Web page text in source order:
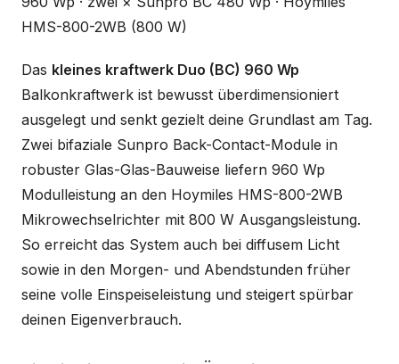
HMS-800-2WB (800 W)
Das kleines kraftwerk Duo (BC) 960 Wp
Balkonkraftwerk ist bewusst überdimensioniert
ausgelegt und senkt gezielt deine Grundlast am Tag.
Zwei bifaziale Sunpro Back-Contact-Module in
robuster Glas-Glas-Bauweise liefern 960 Wp
Modulleistung an den Hoymiles HMS-800-2WB
Mikrowechselrichter mit 800 W Ausgangsleistung.
So erreicht das System auch bei diffusem Licht
sowie in den Morgen- und Abendstunden früher
seine volle Einspeiseleistung und steigert spürbar
deinen Eigenverbrauch.